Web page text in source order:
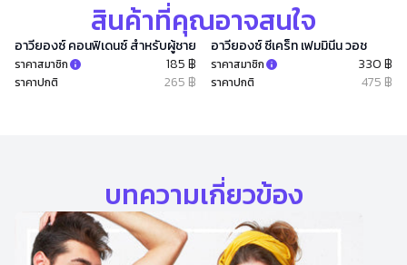
สินค้าที่คุณอาจสนใจ
อาวียองซ์ คอนฟิเดนซ์ สำหรับผู้ชาย
ราคาสมาชิก 185 ฿
ราคาปกติ 265 ฿
อาวียองซ์ ซีเคร็ท เฟมมินีน วอช
ราคาสมาชิก 330 ฿
ราคาปกติ 475 ฿
บทความเกี่ยวข้อง